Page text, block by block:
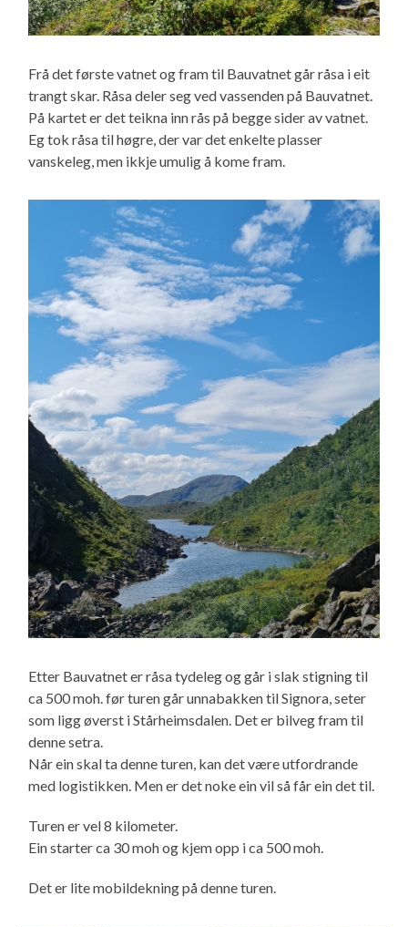
Frå det første vatnet og fram til Bauvatnet går råsa i eit
trangt skar. Råsa deler seg ved vassenden på Bauvatnet.
På kartet er det teikna inn rås på begge sider av vatnet.
Eg tok råsa til høgre, der var det enkelte plasser
vanskeleg, men ikkje umulig å kome fram.
Etter Bauvatnet er råsa tydeleg og går i slak stigning til
ca 500 moh. før turen går unnabakken til Signora, seter
som ligg øverst i Stårheimsdalen. Det er bilveg fram til
denne setra.
Når ein skal ta denne turen, kan det være utfordrande
med logistikken. Men er det noke ein vil så får ein det til.
Turen er vel 8 kilometer.
Ein starter ca 30 moh og kjem opp i ca 500 moh.
Det er lite mobildekning på denne turen.